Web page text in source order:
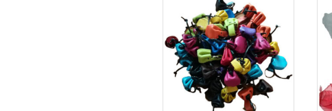
popularité